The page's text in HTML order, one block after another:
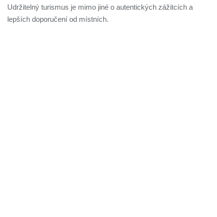
Udržitelný turismus je mimo jiné o autentických zážitcích a
lepších doporučení od místních.